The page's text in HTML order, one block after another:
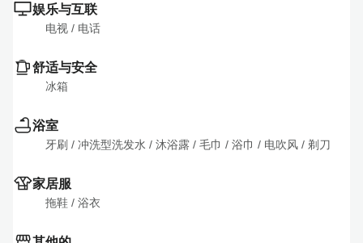
娱乐与互联
电视 / 电话
舒适与安全
冰箱
浴室
牙刷 / 冲洗型洗发水 / 沐浴露 / 毛巾 / 浴巾 / 电吹风 / 剃刀
家居服
拖鞋 / 浴衣